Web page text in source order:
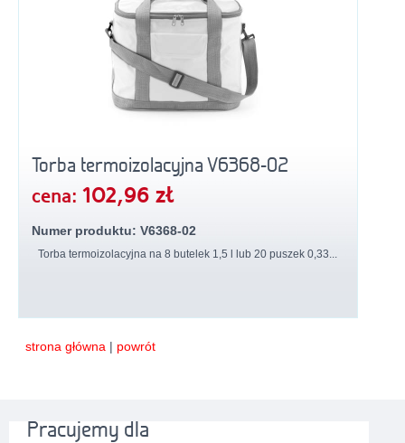
Torba termoizolacyjna V6368-02
cena: 102,96 zł
Numer produktu: V6368-02
Torba termoizolacyjna na 8 butelek 1,5 l lub 20 puszek 0,33...
strona główna | powrót
Pracujemy dla